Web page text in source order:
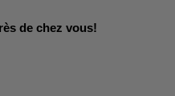
de chez vous!